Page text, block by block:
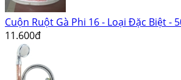
Cuộn Ruột Gà Phi 16 - Loại Đặc Biệt -
11.600đ